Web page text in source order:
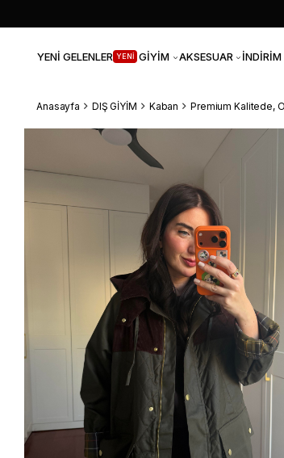
YENİ GELENLER YENİ GİYİM AKSESUAR İNDİRİM
Anasayfa DIŞ GİYİM Kaban Premium Kalitede,